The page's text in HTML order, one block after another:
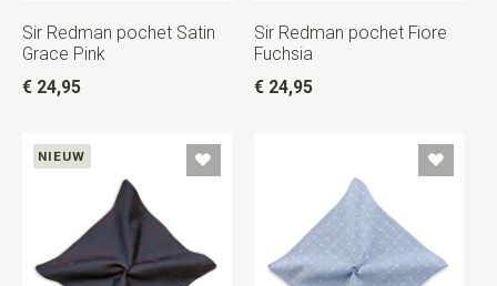
Sir Redman pochet Satin
Grace Pink
€ 24,95
Sir Redman pochet Fiore
Fuchsia
€ 24,95
NIEUW